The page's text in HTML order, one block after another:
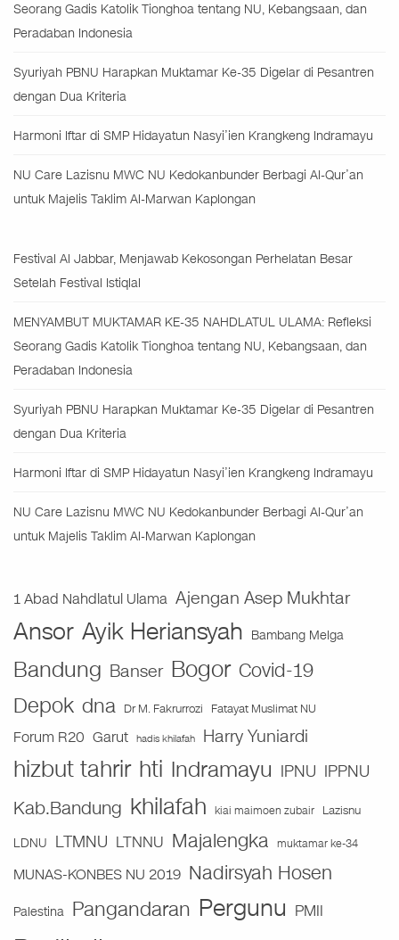
Seorang Gadis Katolik Tionghoa tentang NU, Kebangsaan, dan
Peradaban Indonesia
Syuriyah PBNU Harapkan Muktamar Ke-35 Digelar di Pesantren
dengan Dua Kriteria
Harmoni Iftar di SMP Hidayatun Nasyi’ien Krangkeng Indramayu
NU Care Lazisnu MWC NU Kedokanbunder Berbagi Al-Qur’an
untuk Majelis Taklim Al-Marwan Kaplongan
Festival Al Jabbar, Menjawab Kekosongan Perhelatan Besar
Setelah Festival Istiqlal
MENYAMBUT MUKTAMAR KE-35 NAHDLATUL ULAMA: Refleksi
Seorang Gadis Katolik Tionghoa tentang NU, Kebangsaan, dan
Peradaban Indonesia
Syuriyah PBNU Harapkan Muktamar Ke-35 Digelar di Pesantren
dengan Dua Kriteria
Harmoni Iftar di SMP Hidayatun Nasyi’ien Krangkeng Indramayu
NU Care Lazisnu MWC NU Kedokanbunder Berbagi Al-Qur’an
untuk Majelis Taklim Al-Marwan Kaplongan
1 Abad Nahdlatul Ulama Ajengan Asep Mukhtar
Ansor Ayik Heriansyah Bambang Melga
Bandung Banser Bogor Covid-19
Depok dna Dr M. Fakrurrozi Fatayat Muslimat NU
Forum R20 Garut hadis khilafah Harry Yuniardi
hizbut tahrir hti Indramayu IPNU IPPNU
Kab.Bandung khilafah kiai maimoen zubair
Lazisnu
LDNU LTMNU LTNNU Majalengka muktamar ke-34
MUNAS-KONBES NU 2019 Nadirsyah Hosen
Palestina Pangandaran Pergunu PMII